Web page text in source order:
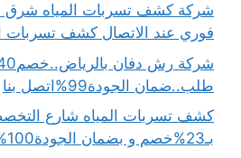
فوري عند الاتصال كشف تسربات
طلب..ضمان الجودة99%اتصل بنا
كشف تسربات المياه شارع
بـ23%خصم و بضمان الجودة100% اتصل الان